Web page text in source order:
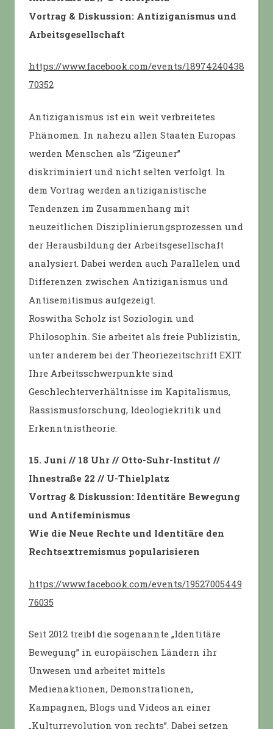
Vortrag & Diskussion: Antiziganismus und
Arbeitsgesellschaft
https://www.facebook.com/events/18974240438
70352
Antiziganismus ist ein weit verbreitetes
Phänomen. In nahezu allen Staaten Europas
werden Menschen als “Zigeuner”
diskriminiert und nicht selten verfolgt. In
dem Vortrag werden antiziganistische
Tendenzen im Zusammenhang mit
neuzeitlichen Disziplinierungsprozessen und
der Herausbildung der Arbeitsgesellschaft
analysiert. Dabei werden auch Parallelen und
Differenzen zwischen Antiziganismus und
Antisemitismus aufgezeigt.
Roswitha Scholz ist Soziologin und
Philosophin. Sie arbeitet als freie Publizistin,
unter anderem bei der Theoriezeitschrift EXIT.
Ihre Arbeitsschwerpunkte sind
Geschlechterverhältnisse im Kapitalismus,
Rassismusforschung, Ideologiekritik und
Erkenntnistheorie.
15. Juni // 18 Uhr // Otto-Suhr-Institut //
Ihnestraße 22 // U-Thielplatz
Vortrag & Diskussion: Identitäre Bewegung
und Antifeminismus
Wie die Neue Rechte und Identitäre den
Rechtsextremismus popularisieren
https://www.facebook.com/events/19527005449
76035
Seit 2012 treibt die sogenannte „Identitäre
Bewegung” in europäischen Ländern ihr
Unwesen und arbeitet mittels
Medienaktionen, Demonstrationen,
Kampagnen, Blogs und Videos an einer
„Kulturrevolution von rechts”. Dabei setzen